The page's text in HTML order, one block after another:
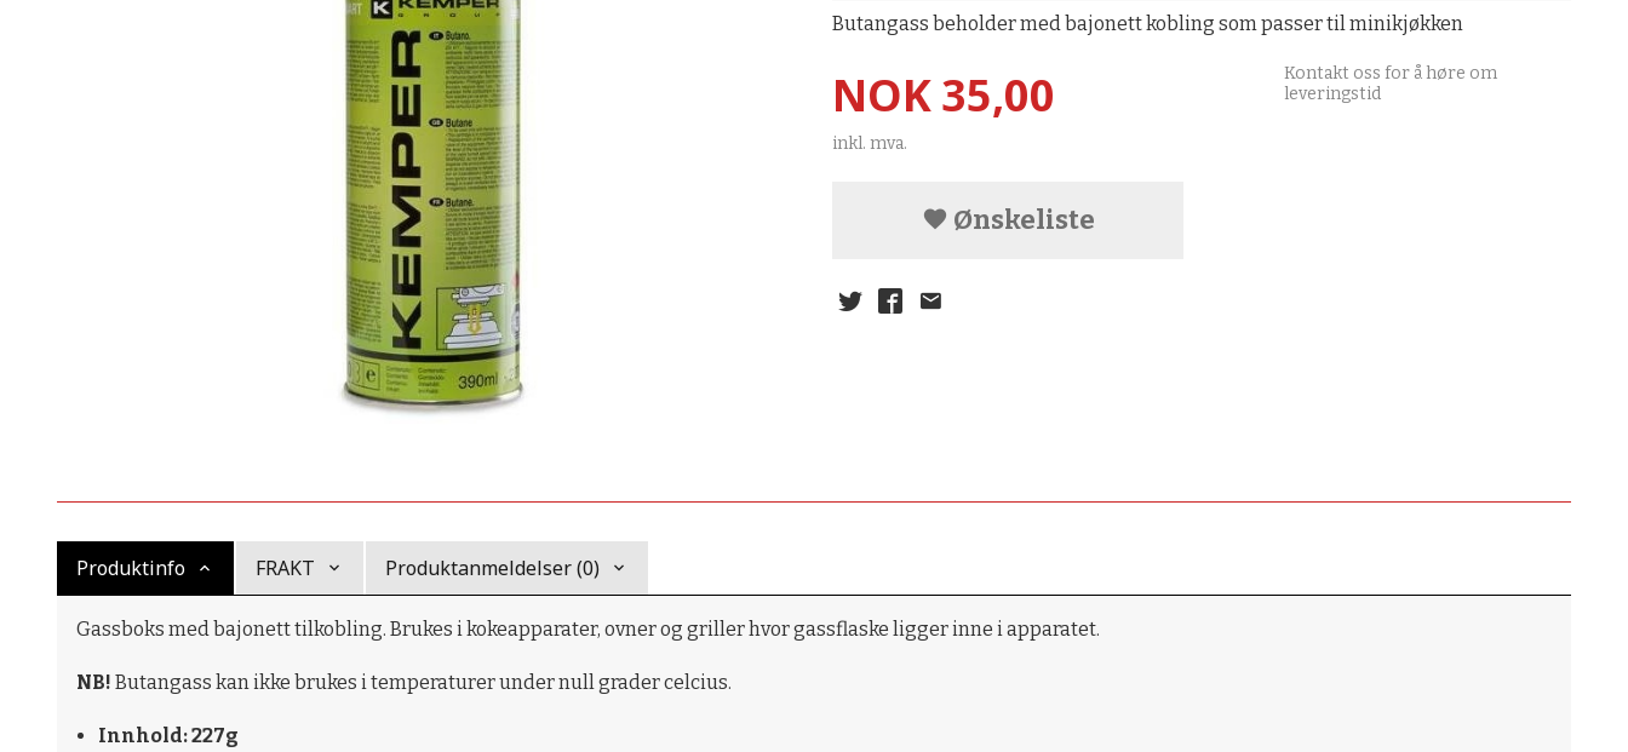
Butangass beholder med bajonett kobling som passer til minikjøkken
Pris
NOK35,00
inkl. mva.
Kontakt oss for å høre om
leveringstid
Ønskeliste
Produktinfo FRAKT Produktanmeldelser (0)
Gassboks med bajonett tilkobling. Brukes i kokeapparater, ovner og griller hvor gassflaske ligger inne i apparatet.
NB! Butangass kan ikke brukes i temperaturer under null grader celcius.
Innhold: 227g